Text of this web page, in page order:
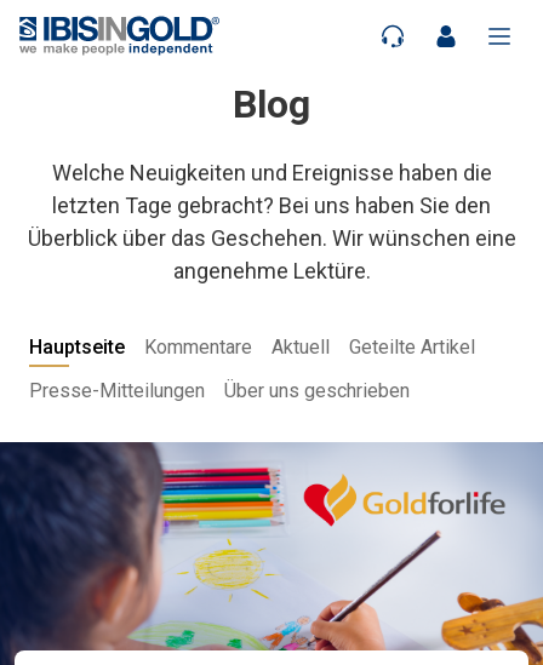
Blog
Welche Neuigkeiten und Ereignisse haben die
letzten Tage gebracht? Bei uns haben Sie den
Überblick über das Geschehen. Wir wünschen eine
angenehme Lektüre.
Hauptseite Kommentare Aktuell
Geteilte Artikel
Presse-Mitteilungen
Über uns geschrieben